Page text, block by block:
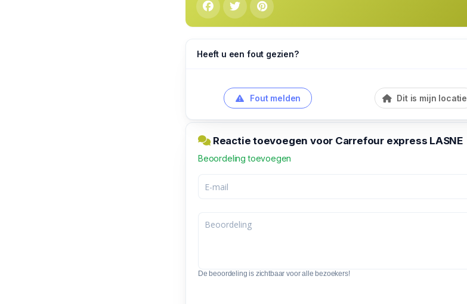
Heeft u een fout gezien?
Fout melden Dit is mijn locatie
Reactie toevoegen voor Carrefour express LASNE
Beoordeling toevoegen
De beoordeling is zichtbaar voor alle bezoekers!